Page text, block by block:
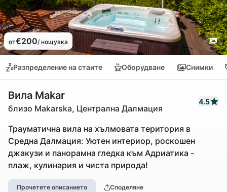
от€200/ нощувка
Разпределение на стаите Оборудване Снимки
Вила Makar
близо Makarska, Централна Далмация
4.5
Трауматична вила на хълмовата територия в
Средна Далмация: Уютен интериор, роскошен
джакузи и панорамна гледка към Адриатика -
плаж, кулинария и чиста природа!
Прочетете описанието Споделяне